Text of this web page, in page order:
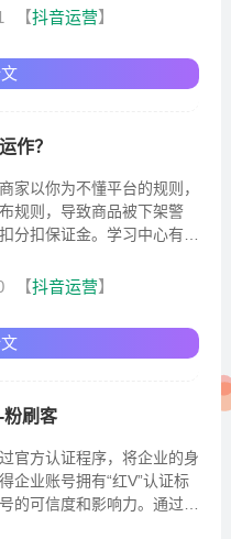
爆单，地址不派送等情况及
【抖音运营】
作？
家以你为不懂平台的规则，
规则，导致商品被下架警
分扣保证金。学习中心有很
精选联盟等等。这些我们都
择好的类目，我们就离成功
选择类...
【抖音运营】
粉刷客
官方认证程序，将企业的身
企业账号拥有“红V”认证标
的可信度和影响力。通过认